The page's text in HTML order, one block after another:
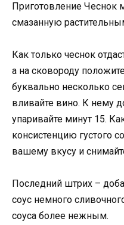
Приготовление Чеснок
смазанную
Как только чеснок
а на сковороду
буквально несколько
вливайте вино. К нему
упаривайте минут 15.
консистенцию густого
вашему вкусу и
Последний штрих –
соус немного
соуса более нежным.